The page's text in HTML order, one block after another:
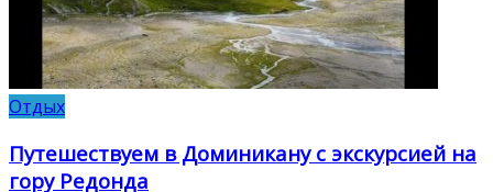
Отдых
Путешествуем в Доминикану с экскурсией на
гору Редонда